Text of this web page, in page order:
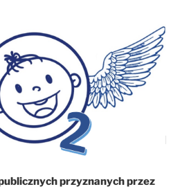
przyznanych przez